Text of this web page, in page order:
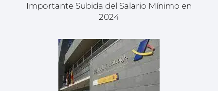
Importante Subida del Salario Mínimo en
2024